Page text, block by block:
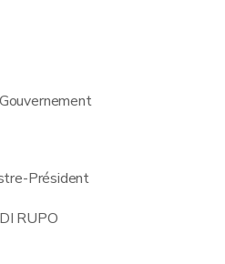
Président
RUPO